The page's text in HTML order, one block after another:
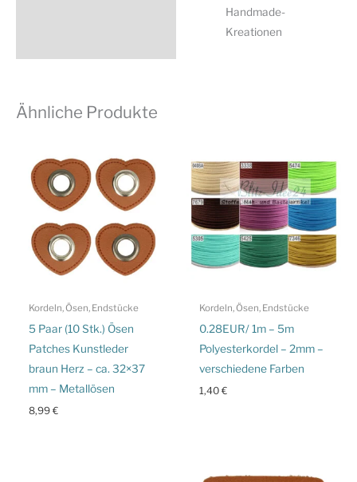
Handmade-
Kreationen
Ähnliche Produkte
Kordeln, Ösen, Endstücke
5 Paar (10 Stk.) Ösen
Patches Kunstleder
braun Herz – ca. 32×37
mm – Metallösen
8,99€
Kordeln, Ösen, Endstücke
0.28EUR/ 1m – 5m
Polyesterkordel – 2mm –
verschiedene Farben
1,40€